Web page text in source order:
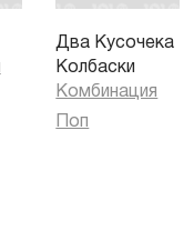
Два Кусочека
Колбаски
Комбинация
Поп